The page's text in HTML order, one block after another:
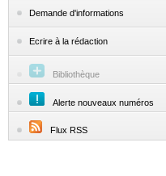
Demande d'informations
Ecrire à la rédaction
Bibliothèque
Alerte nouveaux numéros
Flux RSS